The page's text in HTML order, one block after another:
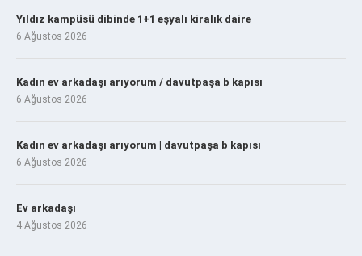
Yıldız kampüsü dibinde 1+1 eşyalı kiralık daire
6 Ağustos 2026
Kadın ev arkadaşı arıyorum / davutpaşa b kapısı
6 Ağustos 2026
Kadın ev arkadaşı arıyorum | davutpaşa b kapısı
6 Ağustos 2026
Ev arkadaşı
4 Ağustos 2026